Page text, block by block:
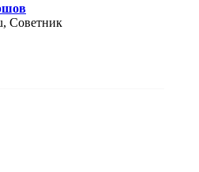
Советник